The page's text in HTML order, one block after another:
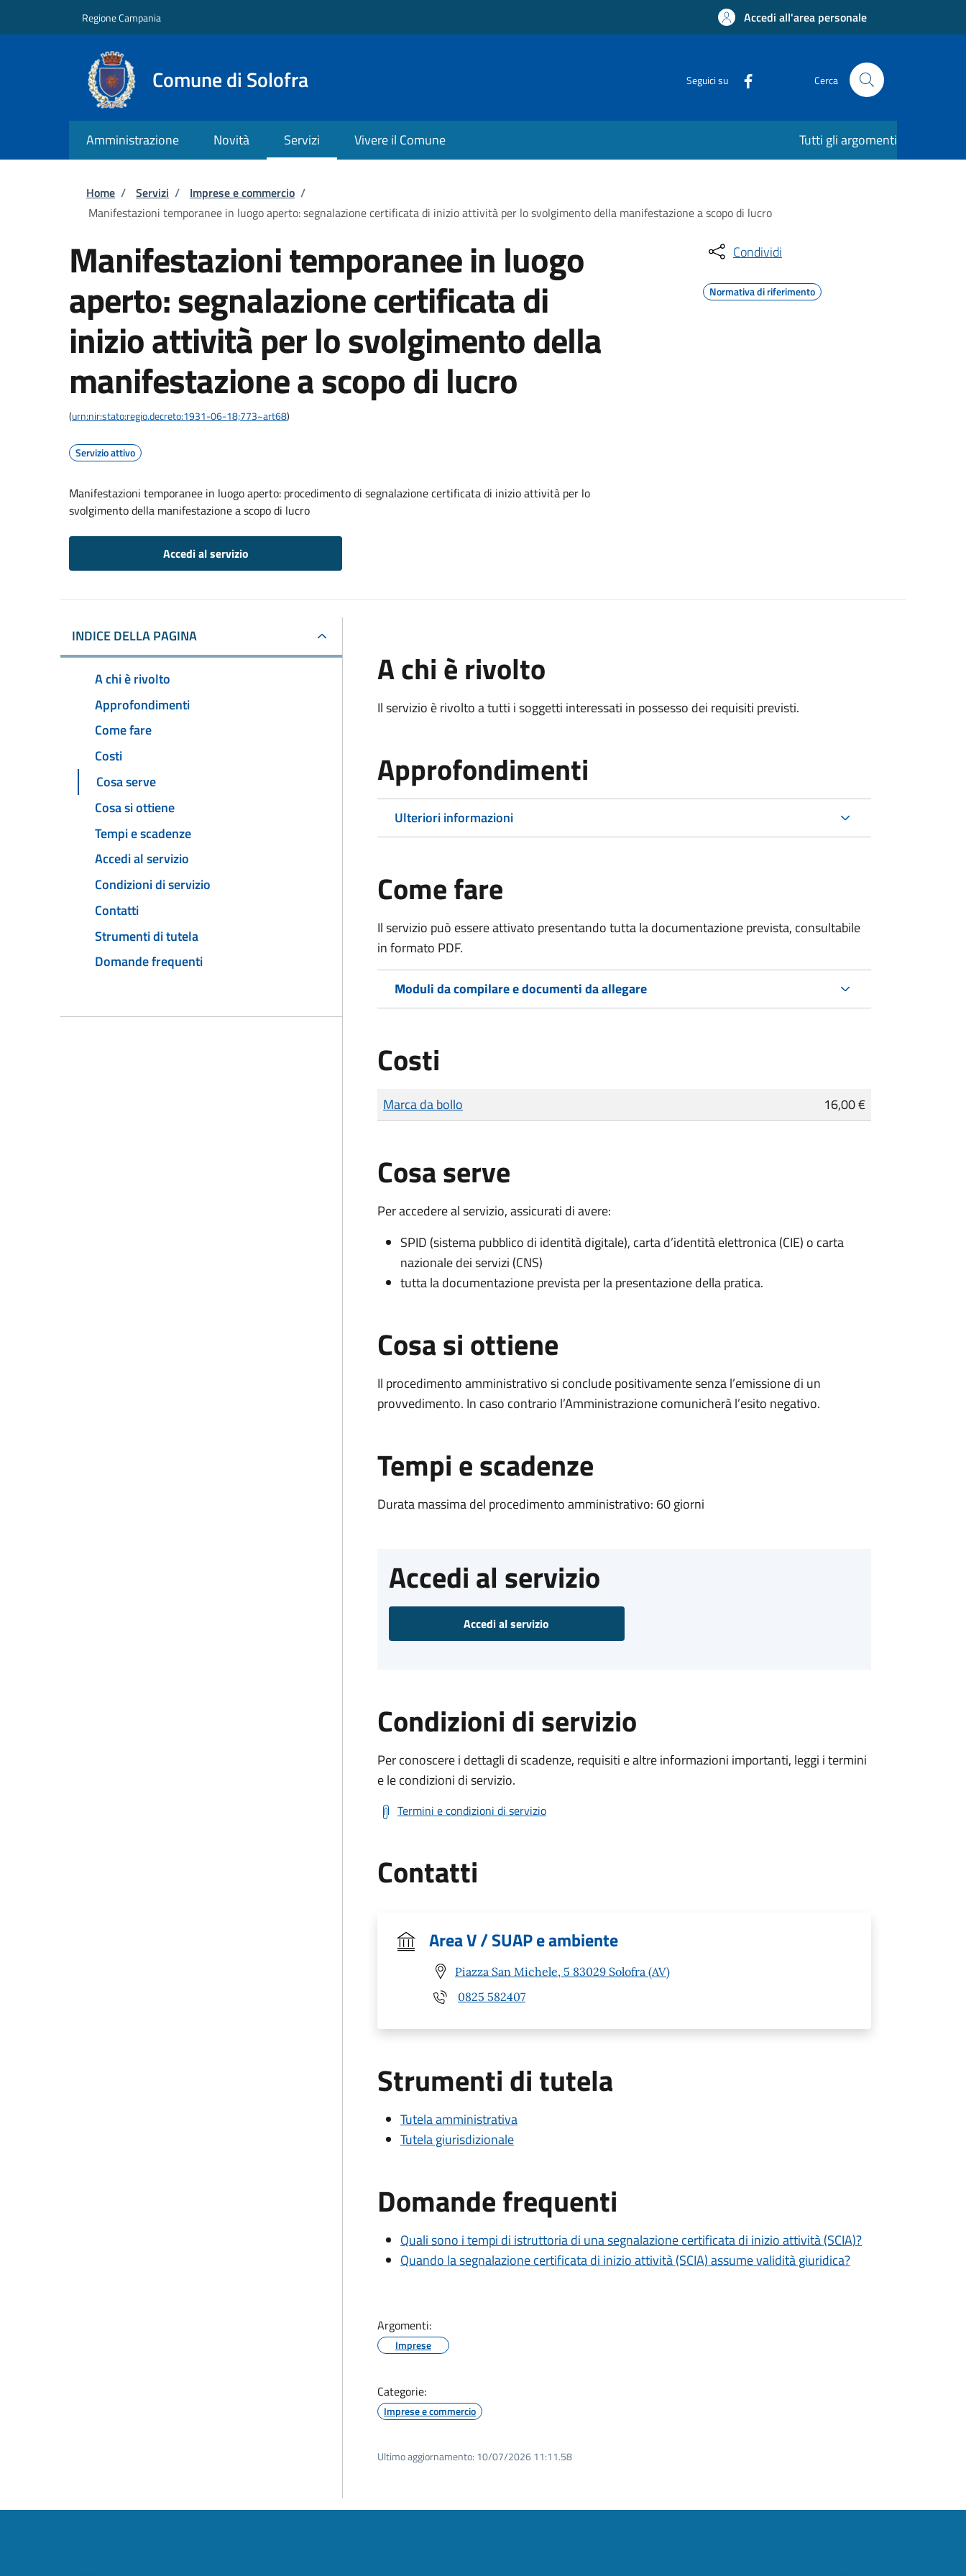
Regione Campania Accedi all'area personale
Comune di Solofra Seguici su Cerca
Amministrazione Novità Servizi Vivere il Comune Tutti gli argomenti
Briciole di pane
Home / Servizi / Imprese e commercio /
Manifestazioni temporanee in luogo aperto: segnalazione certificata di inizio attività per lo svolgimento della manifestazione a scopo di lucro
Manifestazioni temporanee in luogo
aperto: segnalazione certificata di
inizio attività per lo svolgimento della
manifestazione a scopo di lucro
(urn:nir:stato:regio.decreto:1931-06-18;773~art68)
Servizio attivo
Manifestazioni temporanee in luogo aperto: procedimento di segnalazione certificata di inizio attività per lo
svolgimento della manifestazione a scopo di lucro
Accedi al servizio
Condividi
Normativa di riferimento
INDICE DELLA PAGINA
A chi è rivolto
Approfondimenti
Come fare
Costi
Cosa serve
Cosa si ottiene
Tempi e scadenze
Accedi al servizio
Condizioni di servizio
Contatti
Strumenti di tutela
Domande frequenti
A chi è rivolto
Il servizio è rivolto a tutti i soggetti interessati in possesso dei requisiti previsti.
Approfondimenti
Ulteriori informazioni
Come fare
Il servizio può essere attivato presentando tutta la documentazione prevista, consultabile
in formato PDF.
Moduli da compilare e documenti da allegare
Costi
Tipo di pagamento
Importo
Marca da bollo 16,00 €
Cosa serve
Per accedere al servizio, assicurati di avere:
SPID (sistema pubblico di identità digitale), carta d’identità elettronica (CIE) o carta
nazionale dei servizi (CNS)
tutta la documentazione prevista per la presentazione della pratica.
Cosa si ottiene
Il procedimento amministrativo si conclude positivamente senza l’emissione di un
provvedimento. In caso contrario l’Amministrazione comunicherà l’esito negativo.
Tempi e scadenze
Durata massima del procedimento amministrativo: 60 giorni
Accedi al servizio
Accedi al servizio
Condizioni di servizio
Per conoscere i dettagli di scadenze, requisiti e altre informazioni importanti, leggi i termini
e le condizioni di servizio.
Termini e condizioni di servizio
Contatti
Area V / SUAP e ambiente
Piazza San Michele, 5 83029 Solofra (AV)
0825 582407
Strumenti di tutela
Tutela amministrativa
Tutela giurisdizionale
Domande frequenti
Quali sono i tempi di istruttoria di una segnalazione certificata di inizio attività (SCIA)?
Quando la segnalazione certificata di inizio attività (SCIA) assume validità giuridica?
Argomenti:
Imprese
Categorie:
Imprese e commercio
Ultimo aggiornamento: 10/07/2026 11:11.58